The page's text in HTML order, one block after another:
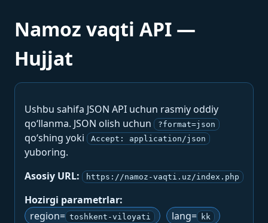
Namoz vaqti API —
Hujjat
Ushbu sahifa JSON API uchun rasmiy oddiy
qo‘llanma. JSON olish uchun
?format=json
qo‘shing yoki Accept: application/json
yuboring.
Asosiy URL:
https://namoz-vaqti.uz/index.php
Hozirgi parametrlar:
region= toshkent-viloyati lang= kk